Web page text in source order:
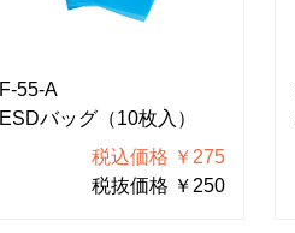
F-55-A
ESDバッグ（10枚入）
税込価格 ￥275
税抜価格 ￥250